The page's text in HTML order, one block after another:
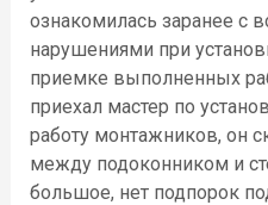
ознакомилась заранее с
нарушениями при
приемке выполненных
приехал мастер по
работу монтажников, он
между подоконником и
большое, нет подпорок